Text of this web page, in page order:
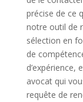
précise de ce
notre outil de
sélection en
de
d’expérience,
avocat qui
requête de